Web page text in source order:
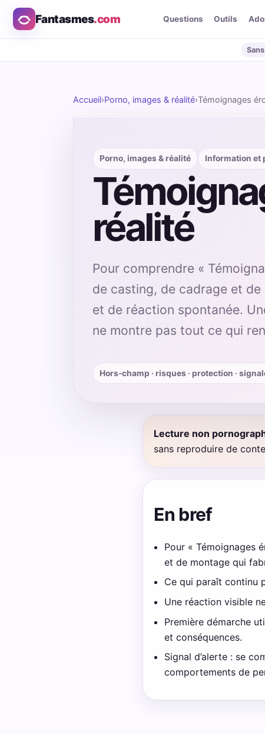
Fantasmes.com Questions Outils
Accueil›Porno, images & réalité›Témoignages
Porno, images & réalité Information et
réalité
Pour comprendre «
de casting, de cadrage et
et de réaction spontanée.
ne montre pas tout ce qui
Hors-champ · risques · protection ·
Lecture non
sans reproduire de
En bref
Pour « Témoignages
et de montage qui
Ce qui paraît continu
Une réaction visible
Première démarche
et conséquences.
Signal d’alerte : se
comportements de